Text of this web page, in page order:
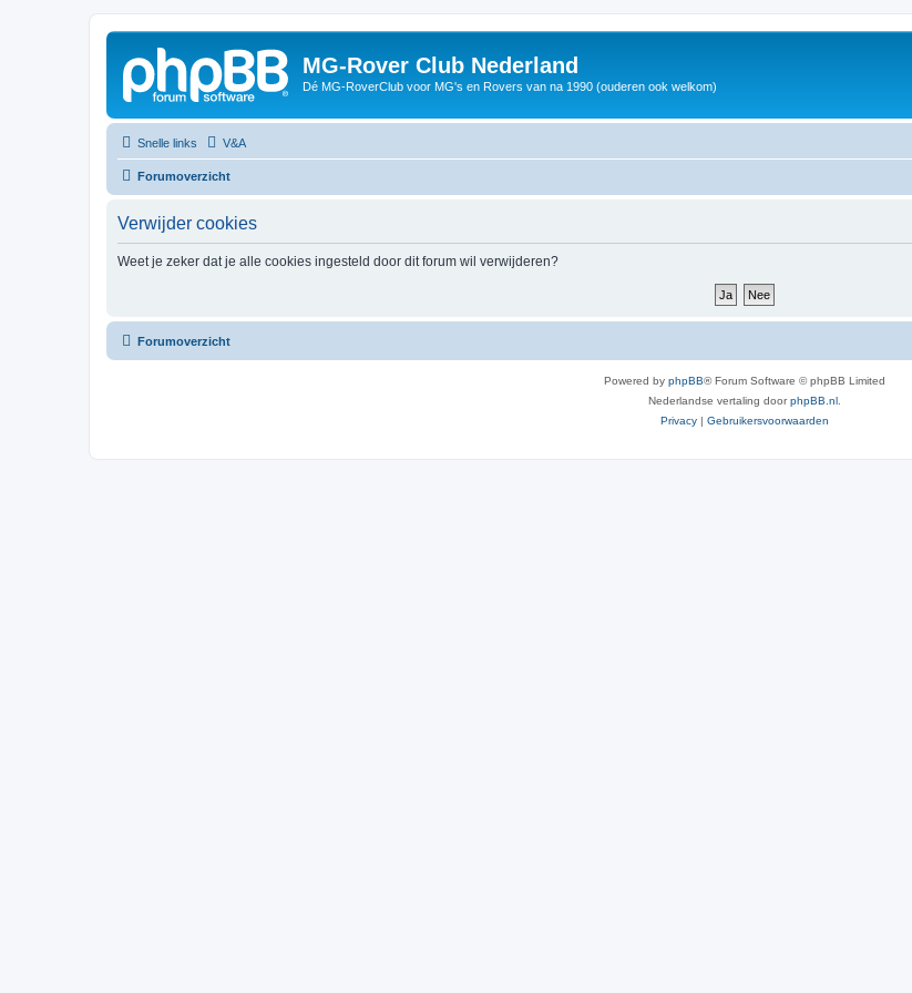
MG-Rover Club Nederland
Dé MG-RoverClub voor MG's en Rovers van na 1990 (ouderen ook welkom)
Snelle links V&A
Forumoverzicht
Verwijder cookies
Weet je zeker dat je alle cookies ingesteld door dit forum wil verwijderen?
Forumoverzicht
Powered by phpBB® Forum Software © phpBB Limited
Nederlandse vertaling doorphpBB.nl
Privacy | Gebruikersvoorwaarden